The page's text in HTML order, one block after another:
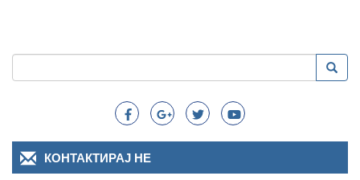
Search
Пребарување
КОНТАКТИРАЈ НЕ